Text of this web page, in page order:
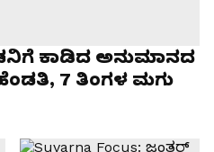
ಕಾಡಿದ ಅನುಮಾನದ
7 ತಿಂಗಳ ಮಗು